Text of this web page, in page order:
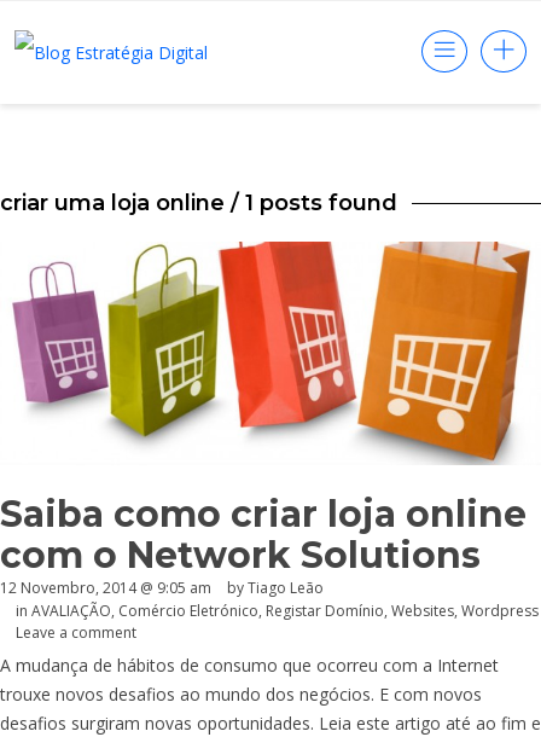
criar uma loja online / 1 posts found
Saiba como criar loja online
com o Network Solutions
12 Novembro, 2014 @ 9:05 am
by Tiago Leão
in AVALIAÇÃO, Comércio Eletrónico, Registar Domínio, Websites, Wordpress
Leave a comment
A mudança de hábitos de consumo que ocorreu com a Internet
trouxe novos desafios ao mundo dos negócios. E com novos
desafios surgiram novas oportunidades. Leia este artigo até ao fim e